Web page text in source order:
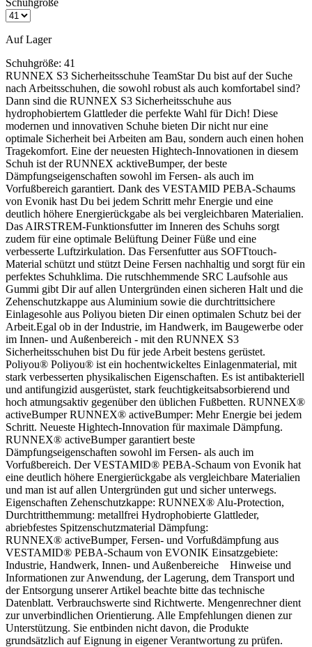
Auf Lager
Schuhgröße: 41
RUNNEX S3 Sicherheitsschuhe TeamStar Du bist auf der Suche
nach Arbeitsschuhen, die sowohl robust als auch komfortabel sind?
Dann sind die RUNNEX S3 Sicherheitsschuhe aus
hydrophobiertem Glattleder die perfekte Wahl für Dich! Diese
modernen und innovativen Schuhe bieten Dir nicht nur eine
optimale Sicherheit bei Arbeiten am Bau, sondern auch einen hohen
Tragekomfort. Eine der neuesten Hightech-Innovationen in diesem
Schuh ist der RUNNEX acktiveBumper, der beste
Dämpfungseigenschaften sowohl im Fersen- als auch im
Vorfußbereich garantiert. Dank des VESTAMID PEBA-Schaums
von Evonik hast Du bei jedem Schritt mehr Energie und eine
deutlich höhere Energierückgabe als bei vergleichbaren Materialien.
Das AIRSTREM-Funktionsfutter im Inneren des Schuhs sorgt
zudem für eine optimale Belüftung Deiner Füße und eine
verbesserte Luftzirkulation. Das Fersenfutter aus SOFTtouch-
Material schützt und stützt Deine Fersen nachhaltig und sorgt für ein
perfektes Schuhklima. Die rutschhemmende SRC Laufsohle aus
Gummi gibt Dir auf allen Untergründen einen sicheren Halt und die
Zehenschutzkappe aus Aluminium sowie die durchtrittsichere
Einlagesohle aus Poliyou bieten Dir einen optimalen Schutz bei der
Arbeit.Egal ob in der Industrie, im Handwerk, im Baugewerbe oder
im Innen- und Außenbereich - mit den RUNNEX S3
Sicherheitsschuhen bist Du für jede Arbeit bestens gerüstet.
Poliyou® Poliyou® ist ein hochentwickeltes Einlagenmaterial, mit
stark verbesserten physikalischen Eigenschaften. Es ist antibakteriell
und antifungizid ausgerüstet, stark feuchtigkeitsabsorbierend und
hoch atmungsaktiv gegenüber den üblichen Fußbetten. RUNNEX®
activeBumper RUNNEX® activeBumper: Mehr Energie bei jedem
Schritt. Neueste Hightech-Innovation für maximale Dämpfung.
RUNNEX® activeBumper garantiert beste
Dämpfungseigenschaften sowohl im Fersen- als auch im
Vorfußbereich. Der VESTAMID® PEBA-Schaum von Evonik hat
eine deutlich höhere Energierückgabe als vergleichbare Materialien
und man ist auf allen Untergründen gut und sicher unterwegs.
Eigenschaften Zehenschutzkappe: RUNNEX® Alu-Protection,
Durchtritthemmung: metallfrei Hydrophobierte Glattleder,
abriebfestes Spitzenschutzmaterial Dämpfung:
RUNNEX® activeBumper, Fersen- und Vorfußdämpfung aus
VESTAMID® PEBA-Schaum von EVONIK Einsatzgebiete:
Industrie, Handwerk, Innen- und Außenbereiche Hinweise und
Informationen zur Anwendung, der Lagerung, dem Transport und
der Entsorgung unserer Artikel beachte bitte das technische
Datenblatt. Verbrauchswerte sind Richtwerte. Mengenrechner dient
zur unverbindlichen Orientierung. Alle Empfehlungen dienen zur
Unterstützung. Sie entbinden nicht davon, die Produkte
grundsätzlich auf Eignung in eigener Verantwortung zu prüfen.